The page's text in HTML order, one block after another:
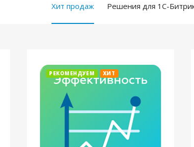
Хит продаж Решения для 1С-
РЕКОМЕНДУЕМ ХИТ